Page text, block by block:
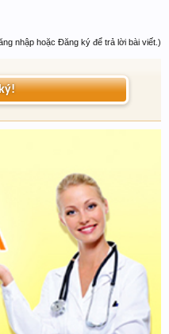
nhập hoặc Đăng ký để trả lời bài viết.)